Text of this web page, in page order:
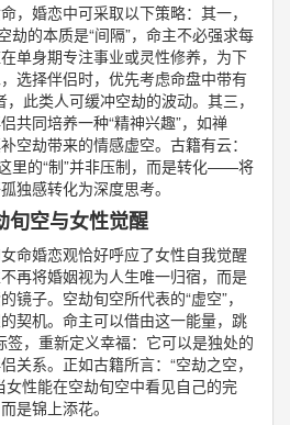
，婚恋中可采取以下策略：其一，
劫的本质是“间隔”，命主不必强求每
单身期专注事业或灵性修养，为下
选择伴侣时，优先考虑命盘中带有
，此类人可缓冲空劫的波动。其三，
共同培养一种“精神兴趣”，如禅
空劫带来的情感虚空。古籍有云：
里的“制”并非压制，而是转化——将
独感转化为深度思考。
旬空与女性觉醒
命婚恋观恰好呼应了女性自我觉醒
再将婚姻视为人生唯一归宿，而是
镜子。空劫旬空所代表的“虚空”，
契机。命主可以借由这一能量，跳
签，重新定义幸福：它可以是独处的
关系。正如古籍所言：“空劫之空，
女性能在空劫旬空中看见自己的完
是锦上添花。